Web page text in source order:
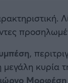
,
κυρία
Μορφέση